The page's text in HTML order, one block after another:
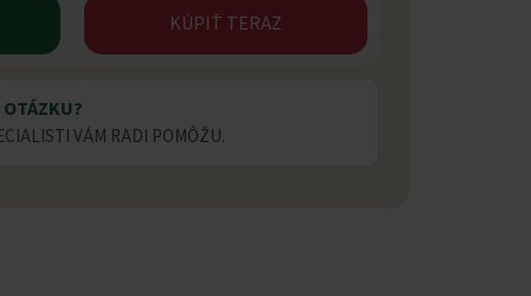
KÚPIŤ TERAZ
VÁM RADI POMÔŽU.